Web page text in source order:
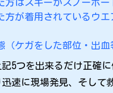
方はスキーかスノーボー
方が着用されているウエ
（ケガをした部位・出血
5つを出来るだけ正確
速に現場発見、そして